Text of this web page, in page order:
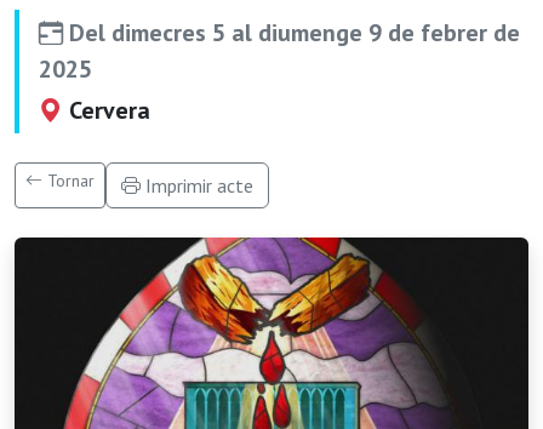
Del dimecres 5 al diumenge 9 de febrer de
2025
Cervera
Tornar Imprimir acte